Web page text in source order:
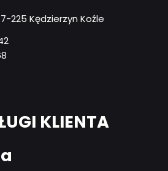
225 Kędzierzyn Koźle
KLIENTA